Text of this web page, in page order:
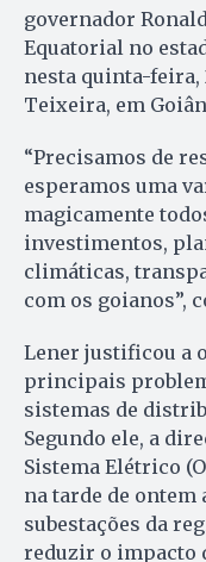
governador
Equatorial no
nesta quinta-feira,
Teixeira, em
“Precisamos de
esperamos uma
magicamente
investimentos,
climáticas,
com os goianos”,
Lener justificou a
principais
sistemas de
Segundo ele, a
Sistema Elétrico
na tarde de
subestações da
reduzir o impacto